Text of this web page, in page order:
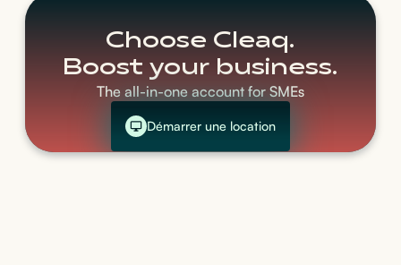
Choose Cleaq.
Boost your business.
The all-in-one account for SMEs
Démarrer une location